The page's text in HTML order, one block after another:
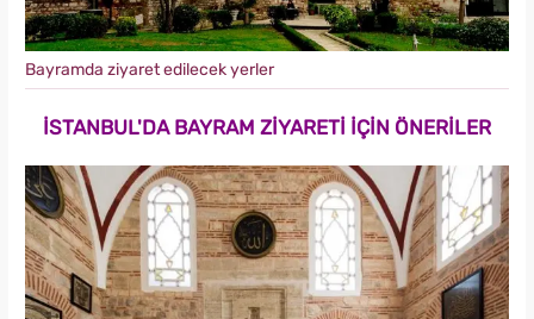
Bayramda ziyaret edilecek yerler
İSTANBUL'DA BAYRAM ZİYARETİ İÇİN ÖNERİLER